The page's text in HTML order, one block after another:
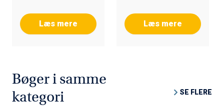
Læs mere Læs mere
Bøger i samme
kategori
SE FLERE